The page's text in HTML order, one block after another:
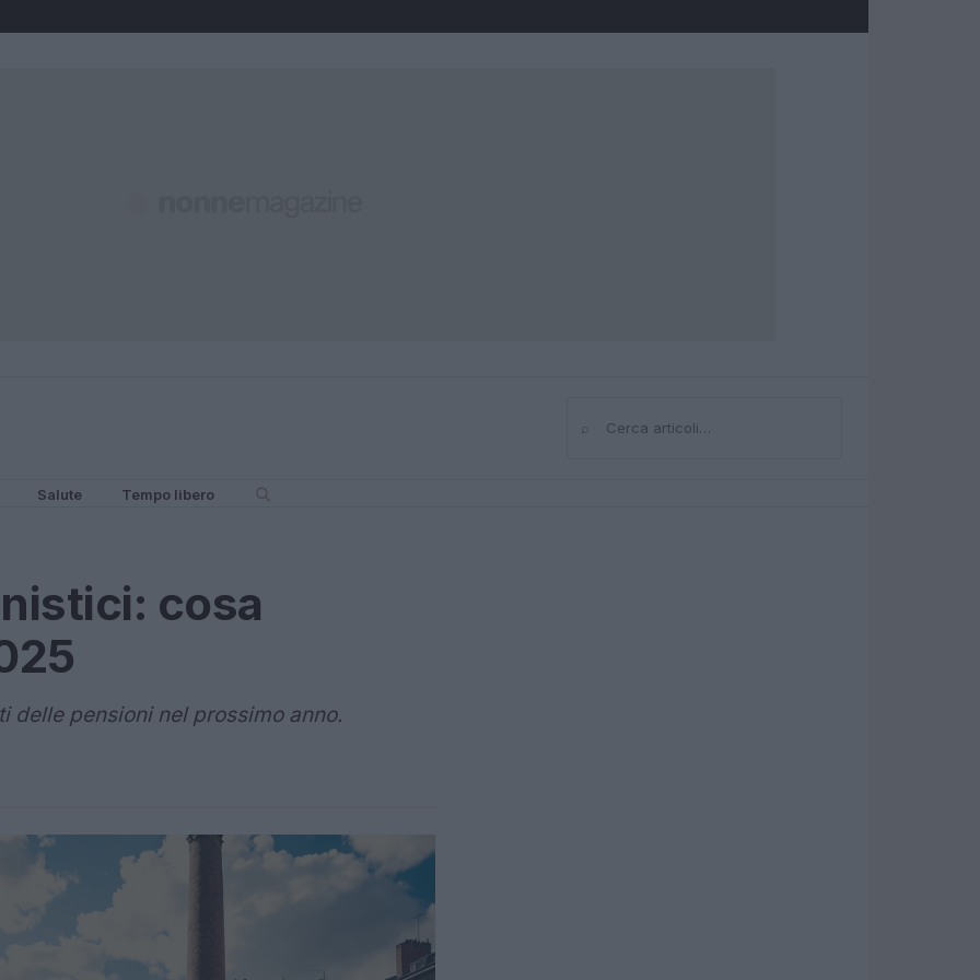
⌕Cerca
Salute Tempo libero
cosa
delle pensioni nel prossimo anno.